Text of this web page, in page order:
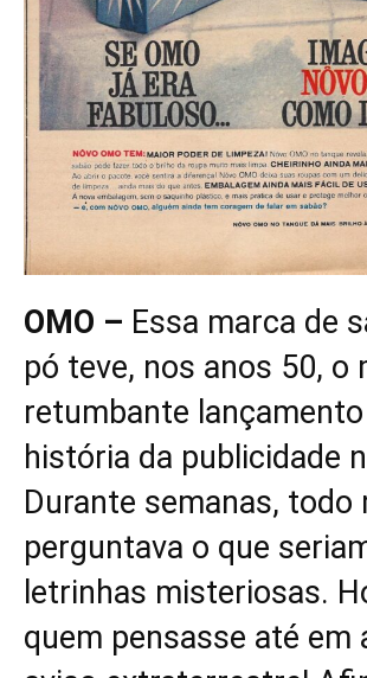
OMO – Essa marca de
pó teve, nos anos 50, o
retumbante
história da publicidade
Durante semanas, todo
perguntava o que
letrinhas misteriosas.
quem pensasse até em